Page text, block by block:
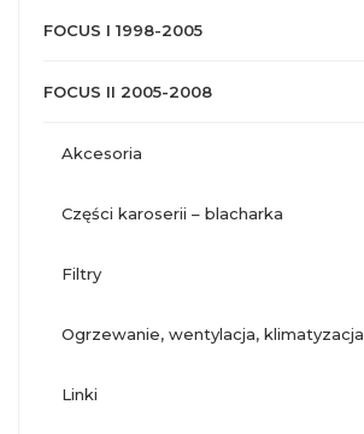
FOCUS I 1998-2005
FOCUS II 2005-2008
akcesoria
części karoserii – blacharka
filtry
ogrzewanie, wentylacja, klimatyzacja
linki